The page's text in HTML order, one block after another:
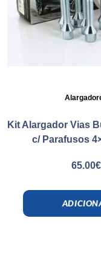
Kit Alargador Vias
c/ Parafusos
65.00€